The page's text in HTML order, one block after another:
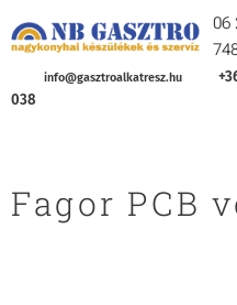
06
info@gasztroalkatresz.hu
038
Fagor PCB